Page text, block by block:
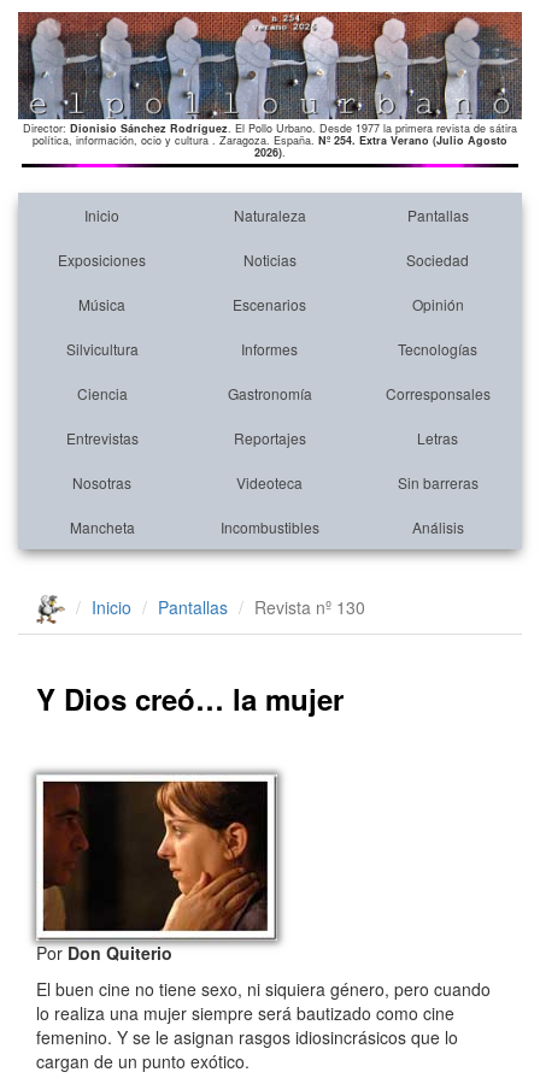
Director: Dionisio Sánchez Rodríguez. El Pollo Urbano. Desde 1977 la primera revista de sátira
política, información, ocio y cultura . Zaragoza. España. Nº 254. Extra Verano (Julio Agosto
2026).
Inicio Naturaleza Pantallas
Exposiciones Noticias Sociedad
Música Escenarios Opinión
Silvicultura Informes Tecnologías
Ciencia Gastronomía Corresponsales
Entrevistas Reportajes Letras
Nosotras Videoteca Sin barreras
Mancheta Incombustibles Análisis
Inicio Pantallas Revista nº 130
Y Dios creó… la mujer
PorDon Quiterio
El buen cine no tiene sexo, ni siquiera género, pero cuando
lo realiza una mujer siempre será bautizado como cine
femenino. Y se le asignan rasgos idiosincrásicos que lo
cargan de un punto exótico.